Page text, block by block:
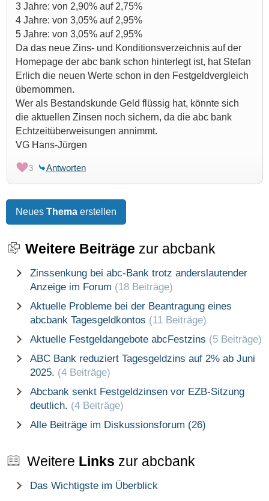
3 Jahre: von 2,90% auf 2,75%
4 Jahre: von 3,05% auf 2,95%
5 Jahre: von 3,05% auf 2,95%
Da das neue Zins- und Konditionsverzeichnis auf der
Homepage der abc bank schon hinterlegt ist, hat Stefan
Erlich die neuen Werte schon in den Festgeldvergleich
übernommen.
Wer als Bestandskunde Geld flüssig hat, könnte sich
die aktuellen Zinsen noch sichern, da die abc bank
Echtzeitüberweisungen annimmt.
VG Hans-Jürgen
3 Antworten
Neues Thema erstellen
Weitere Beiträge zur abcbank
Zinssenkung bei abc-Bank trotz anderslautender
Anzeige im Forum (18 Beiträge)
Aktuelle Probleme bei der Beantragung eines
abcbank Tagesgeldkontos (11 Beiträge)
Aktuelle Festgeldangebote abcFestzins (5 Beiträge)
ABC Bank reduziert Tagesgeldzins auf 2% ab Juni
2025. (4 Beiträge)
Abcbank senkt Festgeldzinsen vor EZB-Sitzung
deutlich. (4 Beiträge)
Alle Beiträge im Diskussionsforum (26)
Weitere Links zur abcbank
Das Wichtigste im Überblick